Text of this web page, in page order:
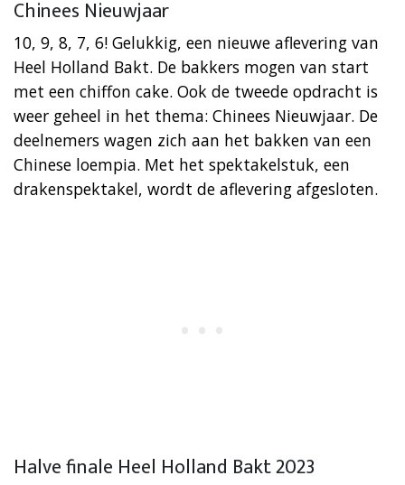
Chinees Nieuwjaar
10, 9, 8, 7, 6! Gelukkig, een nieuwe aflevering van
Heel Holland Bakt. De bakkers mogen van start
met een chiffon cake. Ook de tweede opdracht is
weer geheel in het thema: Chinees Nieuwjaar. De
deelnemers wagen zich aan het bakken van een
Chinese loempia. Met het spektakelstuk, een
drakenspektakel, wordt de aflevering afgesloten.
Halve finale Heel Holland Bakt 2023